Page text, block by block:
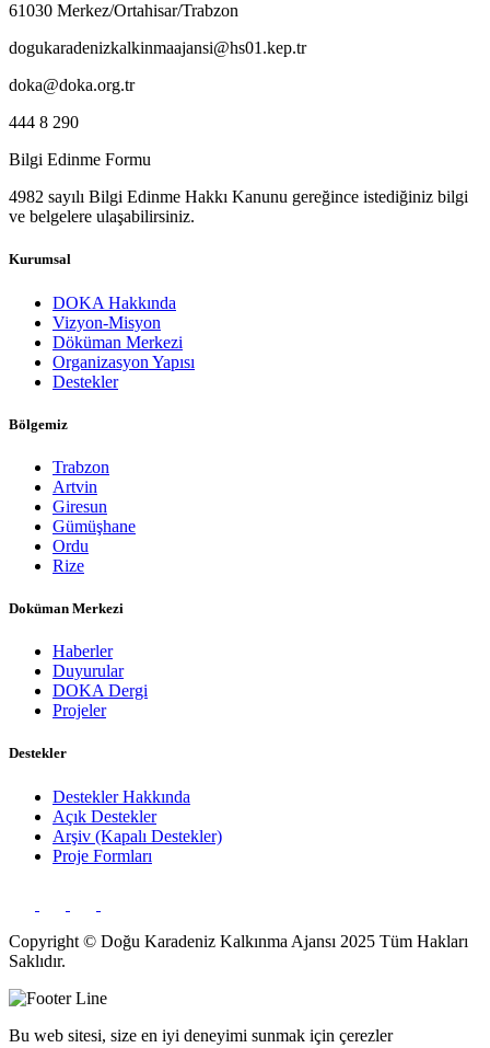
61030 Merkez/Ortahisar/Trabzon
dogukaradenizkalkinmaajansi@hs01.kep.tr
doka@doka.org.tr
444 8 290
Bilgi Edinme Formu
4982 sayılı Bilgi Edinme Hakkı Kanunu gereğince istediğiniz bilgi
ve belgelere ulaşabilirsiniz.
Kurumsal
DOKA Hakkında
Vizyon-Misyon
Döküman Merkezi
Organizasyon Yapısı
Destekler
Bölgemiz
Trabzon
Artvin
Giresun
Gümüşhane
Ordu
Rize
Doküman Merkezi
Haberler
Duyurular
DOKA Dergi
Projeler
Destekler
Destekler Hakkında
Açık Destekler
Arşiv (Kapalı Destekler)
Proje Formları
Copyright © Doğu Karadeniz Kalkınma Ajansı 2025 Tüm Hakları
Saklıdır.
Bu web sitesi, size en iyi deneyimi sunmak için çerezler